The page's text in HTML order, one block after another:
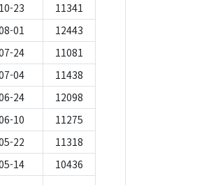
23
11341
01
12443
24
11081
04
11438
24
12098
10
11275
22
11318
14 10436